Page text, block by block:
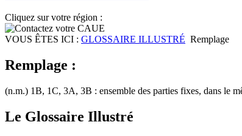
Cliquez sur votre région :
VOUS ÊTES ICI : GLOSSAIRE ILLUSTRÉ Remplage
Remplage :
(n.m.) 1B, 1C, 3A, 3B : ensemble des parties fixes, dans le
Le Glossaire Illustré